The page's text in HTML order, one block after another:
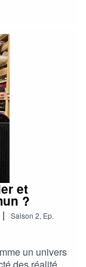
histoire
les enjeux
et
?
| Saison 2, Ep.
un univers